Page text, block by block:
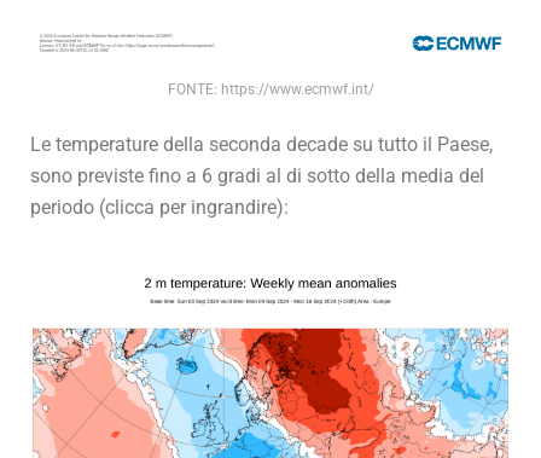
FONTE: https://www.ecmwf.int/
Le temperature della seconda decade su tutto il Paese,
sono previste fino a 6 gradi al di sotto della media del
periodo (clicca per ingrandire):